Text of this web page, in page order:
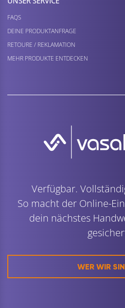
FAQS
DEINE PRODUKTANFRAGE
RETOURE / REKLAMATION
MEHR PRODUKTE ENTDECKEN
Verfügbar.
So macht der Online-
dein nächstes
WER WIR